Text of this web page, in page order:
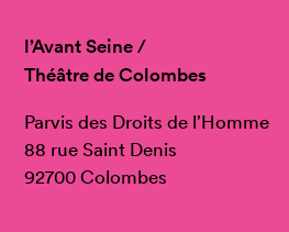
l’Avant Seine /
Théâtre de Colombes
Parvis des Droits de l’Homme
88 rue Saint Denis
92700 Colombes